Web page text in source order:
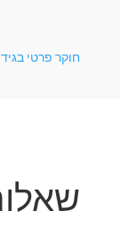
חוקר פרטי